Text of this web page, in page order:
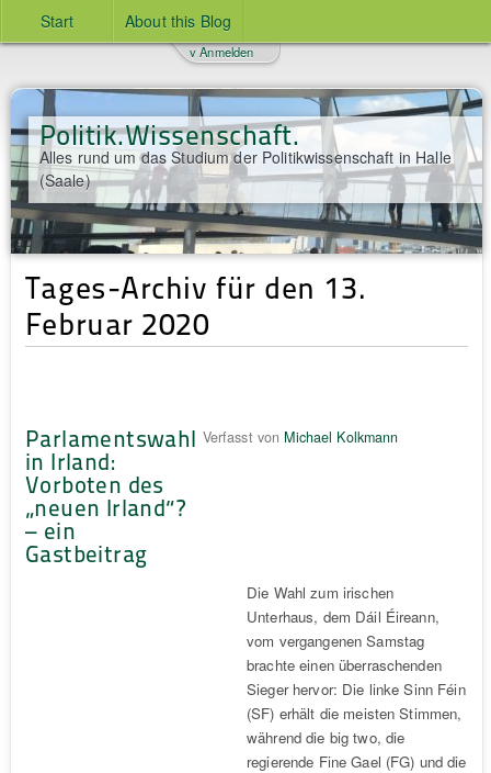
Start About this Blog
Politik.Wissenschaft.
Alles rund um das Studium der Politikwissenschaft in Halle
(Saale)
v Anmelden
Tages-Archiv für den 13.
Februar 2020
Parlamentswahl
in Irland:
Vorboten des
„neuen Irland“?
– ein
Gastbeitrag
Verfasst von Michael Kolkmann
Die Wahl zum irischen
Unterhaus, dem Dáil Éireann,
vom vergangenen Samstag
brachte einen überraschenden
Sieger hervor: Die linke Sinn Féin
(SF) erhält die meisten Stimmen,
während die big two, die
regierende Fine Gael (FG) und die